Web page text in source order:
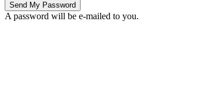
A password will be e-mailed to you.